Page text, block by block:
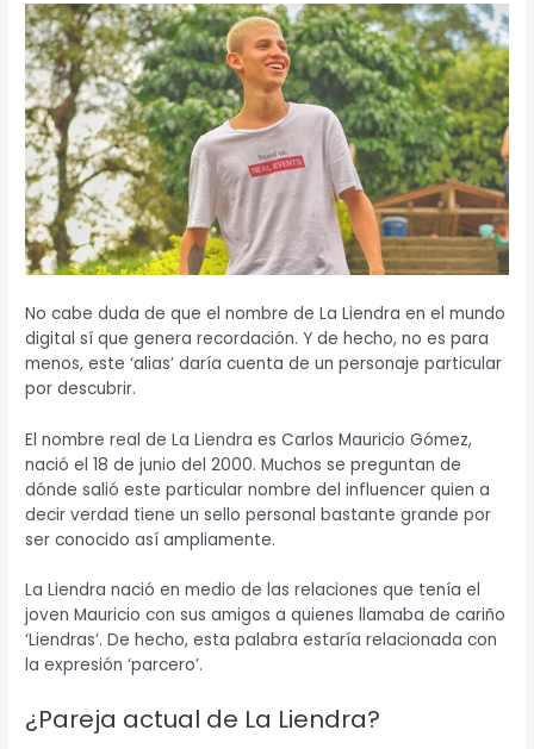
No cabe duda de que el nombre de La Liendra en el mundo
digital sí que genera recordación. Y de hecho, no es para
menos, este ‘alias’ daría cuenta de un personaje particular
por descubrir.
El nombre real de La Liendra es Carlos Mauricio Gómez,
nació el 18 de junio del 2000. Muchos se preguntan de
dónde salió este particular nombre del influencer quien a
decir verdad tiene un sello personal bastante grande por
ser conocido así ampliamente.
La Liendra nació en medio de las relaciones que tenía el
joven Mauricio con sus amigos a quienes llamaba de cariño
‘Liendras’. De hecho, esta palabra estaría relacionada con
la expresión ‘parcero’.
¿Pareja actual de La Liendra?